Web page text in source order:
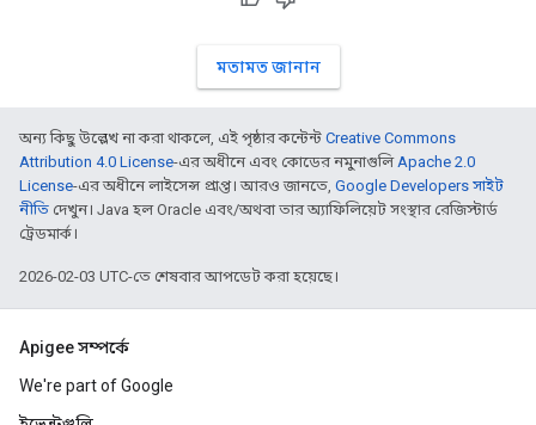
মতামত জানান
অন্য কিছু উল্লেখ না করা থাকলে, এই পৃষ্ঠার কন্টেন্ট Creative Commons
Attribution 4.0 License-এর অধীনে এবং কোডের নমুনাগুলিApache 2.0
License-এর অধীনে লাইসেন্স প্রাপ্ত। আরও জানতে, Google Developers সাইট
নীতি দেখুন। Java হল Oracle এবং/অথবা তার অ্যাফিলিয়েট সংস্থার রেজিস্টার্ড
ট্রেডমার্ক।
2026-02-03 UTC-তে শেষবার আপডেট করা হয়েছে।
Apigee সম্পর্কে
We're part of Google